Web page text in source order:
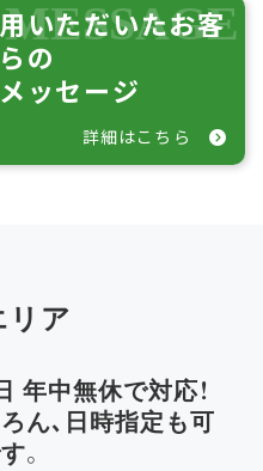
いただいたお客
の
ッセージ
詳細はこちら
リア
年中無休で対応！
ん､日時指定も可
。